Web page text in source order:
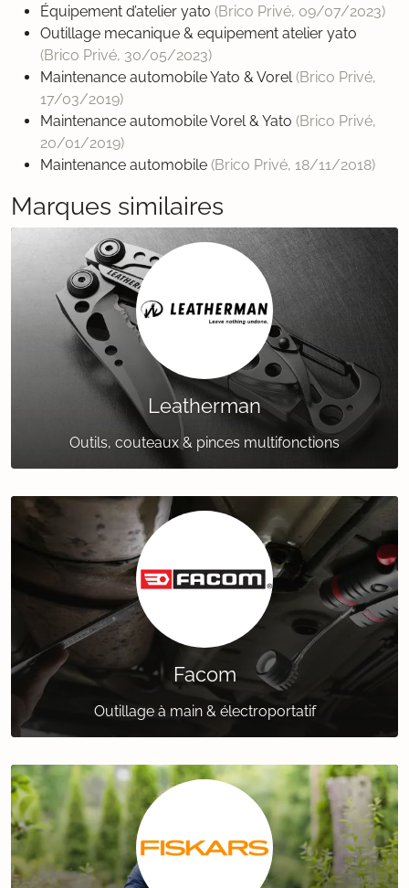
Équipement d’atelier yato (Brico Privé, 09/07/2023)
Outillage mecanique & equipement atelier yato
(Brico Privé, 30/05/2023)
Maintenance automobile Yato & Vorel(Brico Privé,
17/03/2019)
Maintenance automobile Vorel & Yato (Brico Privé,
20/01/2019)
Maintenance automobile (Brico Privé, 18/11/2018)
Marques similaires
Leatherman
Outils, couteaux & pinces multifonctions
Facom
Outillage à main & électroportatif